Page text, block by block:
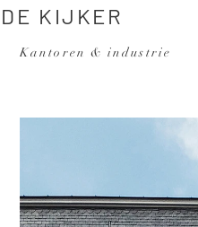
KIJKER
Kantoren & industrie